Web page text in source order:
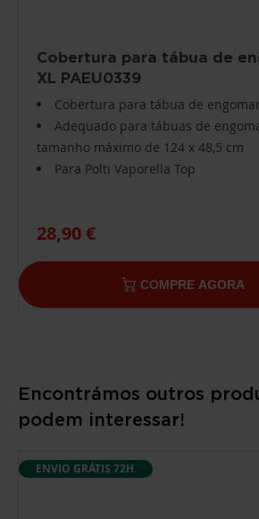
Cobertura para tábua de
XL PAEU0339
Cobertura para tábua de engomar
Adequado para tábuas de
tamanho máximo de 124 x 48,5 cm
Para Polti Vaporella Top
28,90 €
COMPRE AGORA
Encontrámos outros
podem interessar!
ENVIO GRÁTIS 72H.